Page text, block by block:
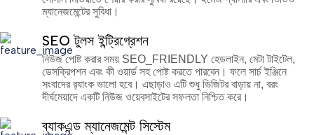
ম্যানেজমেন্টের সুবিধা।
SEO টুলস ইন্ট্রিগ্রেশন
নিউজ পোষ্ট করার সময় SEO_FRIENDLY হেডলাইন, মেটা টাইটেল,
ডেসক্রিপশন এবং কী ওয়ার্ড সহ পোষ্ট করতে পারবেন। ফলে সার্চ ইঞ্জিনে
সংবাদের র‍্যাংক ভালো হবে। এছাড়াও এটি শুধু ভিজিটর বাড়ায় না, বরং
দীর্ঘমেয়াদে একটি নিউজ ওয়েবসাইটের সফলতা নিশ্চিত করে।
ব্যাকএন্ড ম্যানেজমেন্ট সিস্টেম